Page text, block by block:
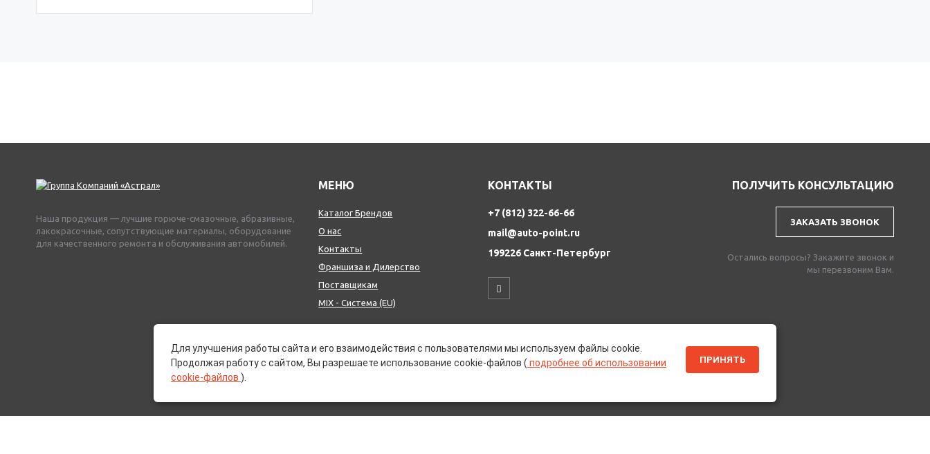
Наша продукция — лучшие горюче-смазочные, абразивные,
лакокрасочные, сопутствующие материалы, оборудование
для качественного ремонта и обслуживания автомобилей.
МЕНЮ
Каталог Брендов
О нас
Контакты
Франшиза и Дилерство
Поставщикам
MIX - Система (EU)
Политика конфиденциальности
КОНТАКТЫ
+7 (812) 322-66-66
mail@auto-point.ru
199226 Санкт-Петербург
ПОЛУЧИТЬ КОНСУЛЬТАЦИЮ
ЗАКАЗАТЬ ЗВОНОК
Остались вопросы? Закажите звонок и
мы перезвоним Вам.
Для улучшения работы сайта и его взаимодействия с пользователями мы используем файлы cookie.
Продолжая работу с сайтом, Вы разрешаете использование cookie-файлов ( подробнее об использовании
cookie-файлов ).
ПРИНЯТЬ